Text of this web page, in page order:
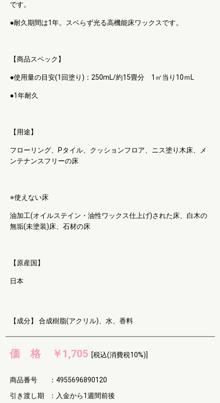
です。
●耐久期間は1年。スベらず光る高機能床ワックスです。
【商品スペック】
●使用量の目安(1回塗り)：250mL/約15畳分 1㎡当り10ｍL
●1年耐久
【用途】
フローリング、Pタイル、クッションフロア、ニス塗り木床、メ
ンテナンスフリーの床
※使えない床
油加工(オイルステイン・油性ワックス仕上げ)された床、白木の
無垢(未塗装)床、石材の床
【原産国】
日本
【成分】 合成樹脂(アクリル)、水、香料
価 格 ￥1,705 [税込(消費税10%)]
商品番号 ： 4955696890120
引き渡し期
： 入金から1週間前後